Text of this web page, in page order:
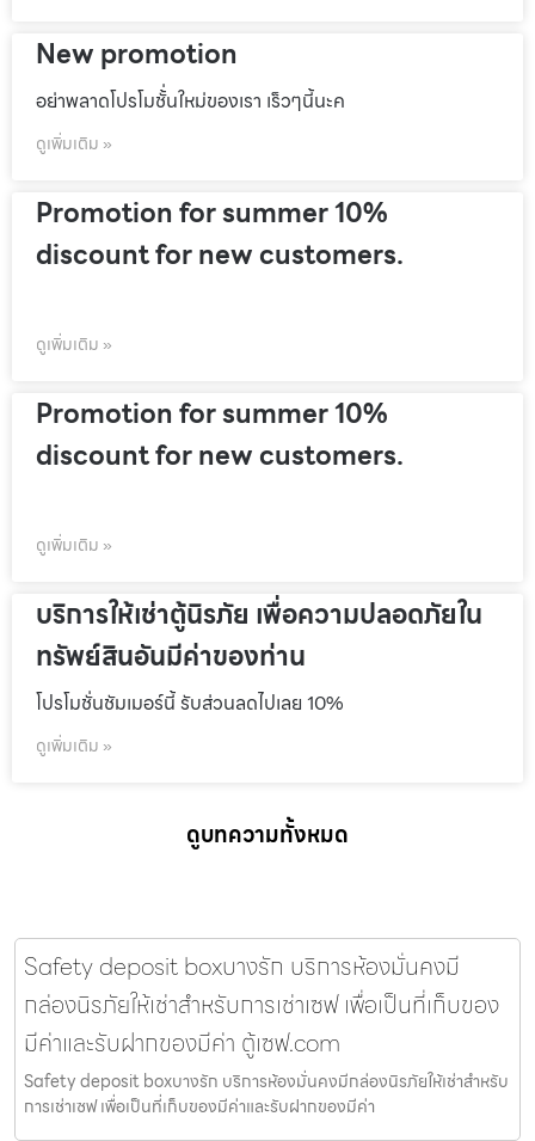
New promotion
อย่าพลาดโปรโมชั้่นใหม่ของเรา เร็วๆนี้นะค
ดูเพิ่มเติม »
Promotion for summer 10%
discount for new customers.
ดูเพิ่มเติม »
Promotion for summer 10%
discount for new customers.
ดูเพิ่มเติม »
บริการให้เช่าตู้นิรภัย เพื่อความปลอดภัยใน
ทรัพย์สินอันมีค่าของท่าน
โปรโมชั่นชัมเมอร์นี้ รับส่วนลดไปเลย 10%
ดูเพิ่มเติม »
ดูบทความทั้งหมด
Safety deposit boxบางรัก บริการห้องมั่นคงมี
กล่องนิรภัยให้เช่าสำหรับการเช่าเซฟ เพื่อเป็นที่เก็บของ
มีค่าและรับฝากของมีค่า ตู้เซฟ.com
Safety deposit boxบางรัก บริการห้องมั่นคงมีกล่องนิรภัยให้เช่าสำหรับ
การเช่าเซฟ เพื่อเป็นที่เก็บของมีค่าและรับฝากของมีค่า